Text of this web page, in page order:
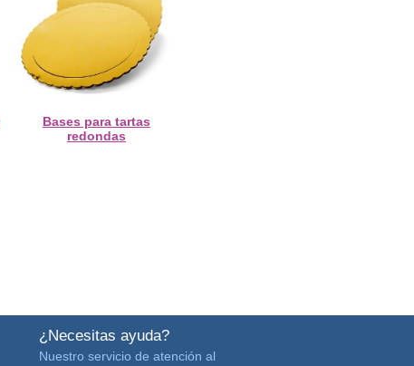
Bases para tartas
redondas
¿Necesitas ayuda?
Nuestro servicio de atención al